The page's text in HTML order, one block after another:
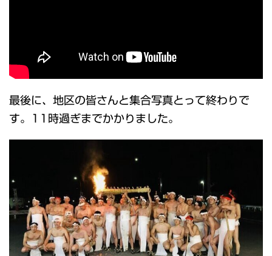
最後に、地区の皆さんと集合写真とって終わりで
す。11時過ぎまでかかりました。